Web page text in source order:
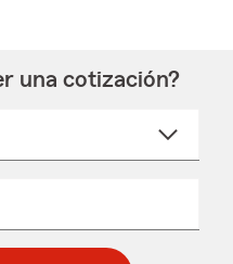
una cotización?